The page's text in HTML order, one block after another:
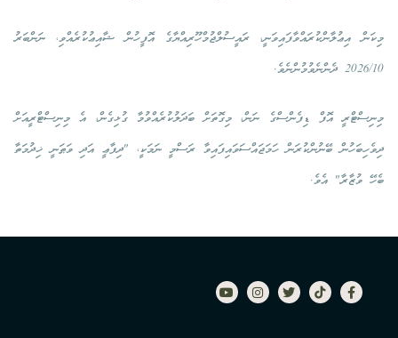
މިކަން އިޢުލާންކުރައްވާފައިވަނީ، ރައީސުލްޖުމްހޫރިއްޔާގެ އޮފީހުން ޝާއިޢުކުރެއްވި، ނަންބަރު
2026/10 ދެންނެވުމުންނެވެ.
މިނިސްޓްރީ އޮފް ޑިފެންސްގެ ނަން، މިގޮތަށް ބަދަލުކުރެއްވުމާ ގުޅިގެން، އެ މިނިސްޓްރީއަށް
ދިވެހިބަހުން ބޭނުންކުރަން ހަމަޖައްސަވައިފައިވާ ރަސްމީ ނަމަކީ، "ދިފާޢީ އަދި ވަޠަނީ ޚިދުމަތާ
ބެހޭ ވުޒާރާ" އެވެ.